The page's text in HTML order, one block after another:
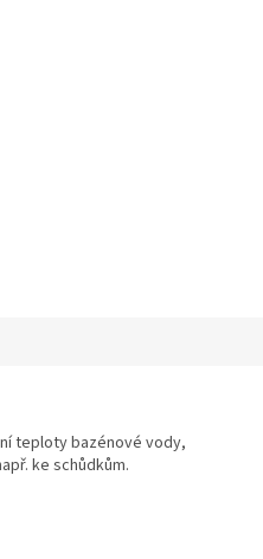
teploty bazénové vody,
ke schůdkům.